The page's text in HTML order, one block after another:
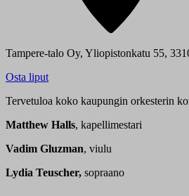
Tampere-talo Oy, Yliopistonkatu 55,
Osta liput
Tervetuloa koko kaupungin orkesterin
Matthew Halls, kapellimestari
Vadim Gluzman, viulu
Lydia Teuscher, sopraano